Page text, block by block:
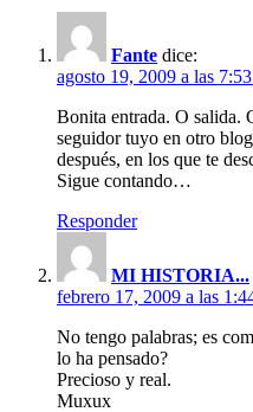
Fante dice:
agosto 19, 2009 a las
Bonita entrada. O salida.
seguidor tuyo en otro
después, en los que te
Sigue contando…
Responder
MI HISTORIA...
febrero 17, 2009 a las
No tengo palabras; es
lo ha pensado?
Precioso y real.
Muxux